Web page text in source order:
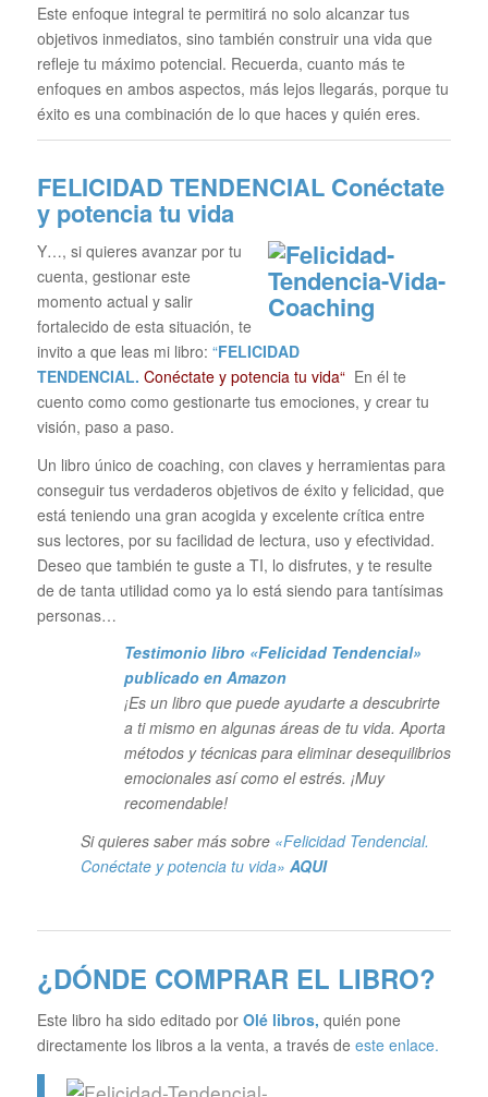
Este enfoque integral te permitirá no solo alcanzar tus
objetivos inmediatos, sino también construir una vida que
refleje tu máximo potencial. Recuerda, cuanto más te
enfoques en ambos aspectos, más lejos llegarás, porque tu
éxito es una combinación de lo que haces y quién eres.
FELICIDAD TENDENCIAL Conéctate
y potencia tu vida
Y…, si quieres avanzar por tu
cuenta, gestionar este
momento actual y salir
fortalecido de esta situación, te
invito a que leas mi libro: “FELICIDAD
TENDENCIAL. Conéctate y potencia tu vida“ En él te
cuento como como gestionarte tus emociones, y crear tu
visión, paso a paso.
Un libro único de coaching, con claves y herramientas para
conseguir tus verdaderos objetivos de éxito y felicidad, que
está teniendo una gran acogida y excelente crítica entre
sus lectores, por su facilidad de lectura, uso y efectividad.
Deseo que también te guste a TI, lo disfrutes, y te resulte
de de tanta utilidad como ya lo está siendo para tantísimas
personas…
Testimonio libro «Felicidad Tendencial»
publicado en Amazon
¡Es un libro que puede ayudarte a descubrirte
a ti mismo en algunas áreas de tu vida. Aporta
métodos y técnicas para eliminar desequilibrios
emocionales así como el estrés. ¡Muy
recomendable!
Si quieres saber más sobre «Felicidad Tendencial.
Conéctate y potencia tu vida» AQUI
¿DÓNDE COMPRAR EL LIBRO?
Este libro ha sido editado por Olé libros, quién pone
directamente los libros a la venta, a través de este enlace.